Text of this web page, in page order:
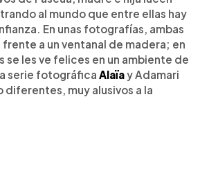
al mundo que entre ellas hay
En unas fotografías, ambas
a un ventanal de madera; en
se les ve felices en un ambiente de
serie fotográfica Alaïay Adamari
muy alusivos a la